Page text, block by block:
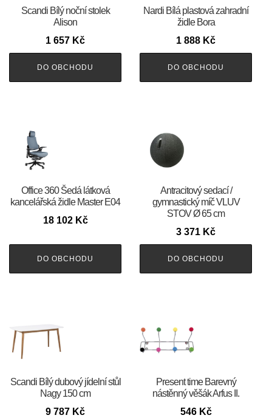
Scandi Bílý noční stolek
Alison
1 657 Kč
DO OBCHODU
Nardi Bílá plastová zahradní
židle Bora
1 888 Kč
DO OBCHODU
Office 360 Šedá látková
kancelářská židle Master E04
18 102 Kč
DO OBCHODU
Antracitový sedací /
gymnastický míč VLUV
STOV Ø 65 cm
3 371 Kč
DO OBCHODU
Scandi Bílý dubový jídelní stůl
Nagy 150 cm
9 787 Kč
Present time Barevný
nástěnný věšák Arfus II.
546 Kč